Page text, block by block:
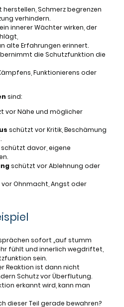
herstellen, Schmerz begrenzen
verhindern.
innerer Wächter wirken, der
alte Erfahrungen erinnert.
die Schutzfunktion die
Funktionierens oder
sind:
vor Nähe und möglicher
schützt vor Kritik, Beschämung
schützt davor, eigene
schützt vor Ablehnung oder
Ohnmacht, Angst oder
sofort „auf stumm
fühlt und innerlich wegdriftet,
sein.
Reaktion ist dann nicht
Schutz vor Überflutung.
erkannt wird, kann man
dieser Teil gerade bewahren?